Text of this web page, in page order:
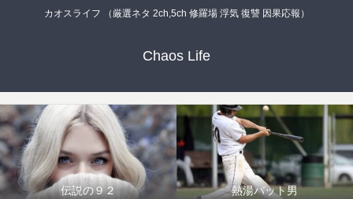
カオスライフ （厳選ネタ 2ch,5ch 修羅場 浮気 復讐 因果応報）
Chaos Life
伝説の９２ 熱湯バット男